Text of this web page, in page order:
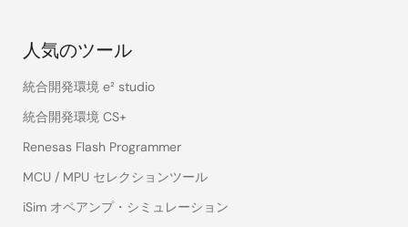
人気のツール
統合開発環境 e² studio
統合開発環境 CS+
Renesas Flash Programmer
MCU / MPU セレクションツール
iSim オペアンプ・シミュレーション